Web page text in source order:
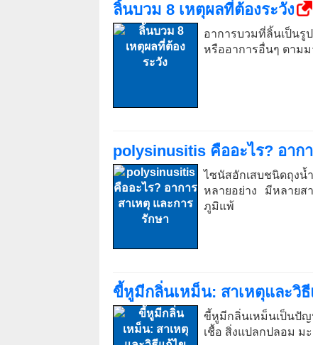
ลิ้นบวม 8 เหตุผลที่ต้องระวัง
อาการบวมที่ลิ้นเป็น
หรืออาการอื่นๆ ตาม
polysinusitis คืออะไร? อาก
ไซนัสอักเสบชนิดถุงน้
หลายอย่าง มีหลายส
ภูมิแพ้
ขี้หูมีกลิ่นเหม็น: สาเหตุและวิ
ขี้หูมีกลิ่นเหม็นเป็นปัญ
เชื้อ สิ่งแปลกปลอม ม